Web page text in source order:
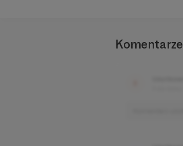
Komentarze